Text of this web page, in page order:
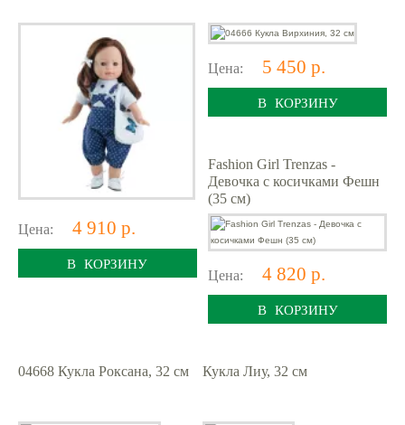
Цена: 4 910 р.
В КОРЗИНУ
Цена: 5 450 р.
В КОРЗИНУ
Fashion Girl Trenzas -
Девочка с косичками Фешн
(35 см)
Цена: 4 820 р.
В КОРЗИНУ
04668 Кукла Роксана, 32 см Кукла Лиу, 32 см